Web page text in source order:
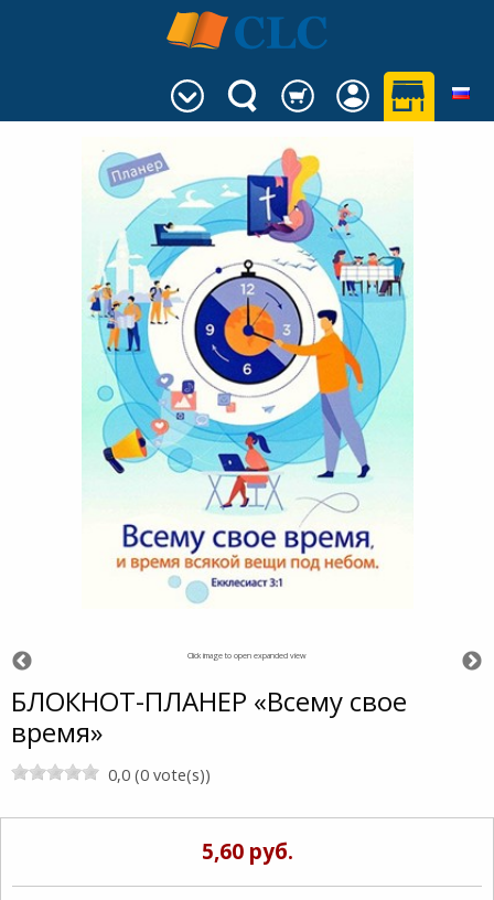
Click image to open expanded view
БЛОКНОТ-ПЛАНЕР «Всему свое
время»
0,0 (0 vote(s))
5,60 руб.